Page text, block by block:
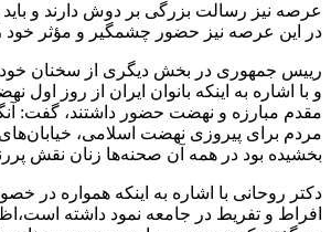
عرصه نیز رسالت بزرگی بر دوش دارند و
در این عرصه نیز حضور چشمگیر و مؤثر خود را
رییس‌ جمهوری در بخش دیگری از سخنان خود
و با اشاره به اینکه بانوان ایران از روز
مقدم مبارزه و نهضت حضور داشتند، گفت:
مردم برای پیروزی نهضت اسلامی،
بخشیده بود در همه آن صحنه‌ها زنان نقش
دکتر روحانی با اشاره به اینکه همواره در
افراط و تفریط در جامعه نمود داشته